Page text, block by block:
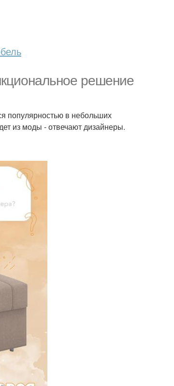
решение
популярностью в небольших
из моды - отвечают дизайнеры.